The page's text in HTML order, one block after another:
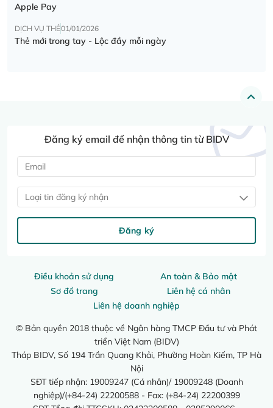
Apple Pay
DỊCH VỤ THẺ01/01/2026
Thẻ mới trong tay - Lộc đầy mỗi ngày
Điều khoản sử dụng
An toàn & Bảo mật
Sơ đồ trang
Liên hệ cá nhân
Liên hệ doanh nghiệp
© Bản quyền 2018 thuộc về Ngân hàng TMCP Đầu tư và Phát
triển Việt Nam (BIDV)
Tháp BIDV, Số 194 Trần Quang Khải, Phường Hoàn Kiếm, TP Hà
Nội
SĐT tiếp nhận: 19009247 (Cá nhân)/ 19009248 (Doanh
nghiệp)/(+84-24) 22200588 - Fax: (+84-24) 22200399
Đăng ký email để nhận thông tin từ BIDV
Loại tin đăng ký nhận
Đăng ký